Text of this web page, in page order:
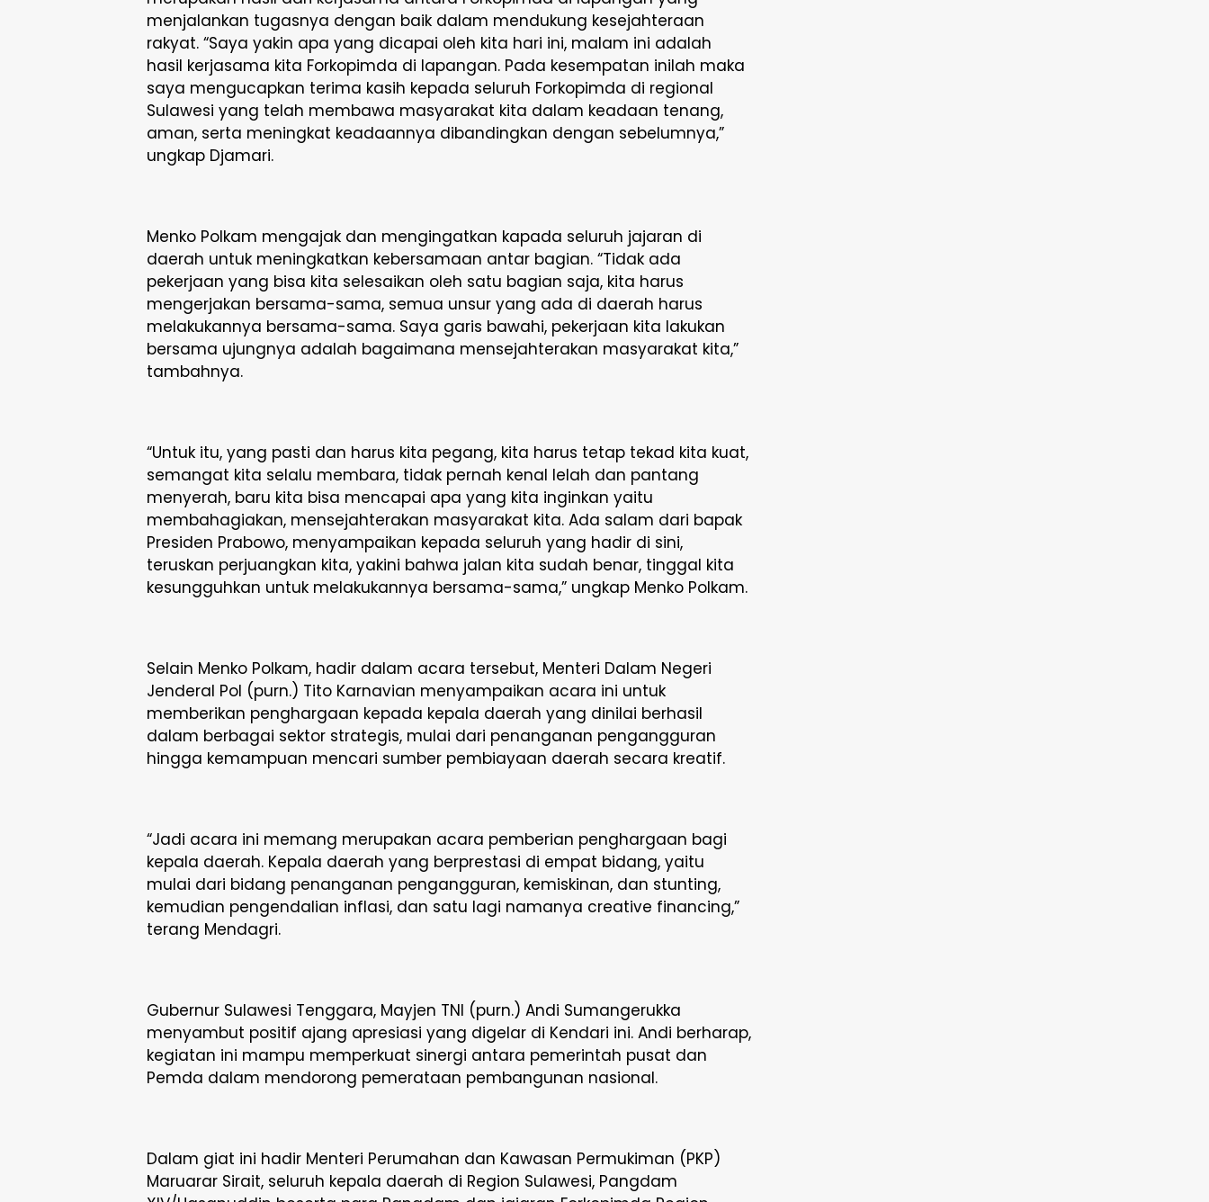
menjalankan tugasnya dengan baik dalam mendukung kesejahteraan
rakyat. “Saya yakin apa yang dicapai oleh kita hari ini, malam ini adalah
hasil kerjasama kita Forkopimda di lapangan. Pada kesempatan inilah maka
saya mengucapkan terima kasih kepada seluruh Forkopimda di regional
Sulawesi yang telah membawa masyarakat kita dalam keadaan tenang,
aman, serta meningkat keadaannya dibandingkan dengan sebelumnya,”
ungkap Djamari.
Menko Polkam mengajak dan mengingatkan kapada seluruh jajaran di
daerah untuk meningkatkan kebersamaan antar bagian. “Tidak ada
pekerjaan yang bisa kita selesaikan oleh satu bagian saja, kita harus
mengerjakan bersama-sama, semua unsur yang ada di daerah harus
melakukannya bersama-sama. Saya garis bawahi, pekerjaan kita lakukan
bersama ujungnya adalah bagaimana mensejahterakan masyarakat kita,”
tambahnya.
“Untuk itu, yang pasti dan harus kita pegang, kita harus tetap tekad kita kuat,
semangat kita selalu membara, tidak pernah kenal lelah dan pantang
menyerah, baru kita bisa mencapai apa yang kita inginkan yaitu
membahagiakan, mensejahterakan masyarakat kita. Ada salam dari bapak
Presiden Prabowo, menyampaikan kepada seluruh yang hadir di sini,
teruskan perjuangkan kita, yakini bahwa jalan kita sudah benar, tinggal kita
kesungguhkan untuk melakukannya bersama-sama,” ungkap Menko Polkam.
Selain Menko Polkam, hadir dalam acara tersebut, Menteri Dalam Negeri
Jenderal Pol (purn.) Tito Karnavian menyampaikan acara ini untuk
memberikan penghargaan kepada kepala daerah yang dinilai berhasil
dalam berbagai sektor strategis, mulai dari penanganan pengangguran
hingga kemampuan mencari sumber pembiayaan daerah secara kreatif.
“Jadi acara ini memang merupakan acara pemberian penghargaan bagi
kepala daerah. Kepala daerah yang berprestasi di empat bidang, yaitu
mulai dari bidang penanganan pengangguran, kemiskinan, dan stunting,
kemudian pengendalian inflasi, dan satu lagi namanya creative financing,”
terang Mendagri.
Gubernur Sulawesi Tenggara, Mayjen TNI (purn.) Andi Sumangerukka
menyambut positif ajang apresiasi yang digelar di Kendari ini. Andi berharap,
kegiatan ini mampu memperkuat sinergi antara pemerintah pusat dan
Pemda dalam mendorong pemerataan pembangunan nasional.
Dalam giat ini hadir Menteri Perumahan dan Kawasan Permukiman (PKP)
Maruarar Sirait, seluruh kepala daerah di Region Sulawesi, Pangdam